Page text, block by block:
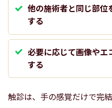
他の施術者と同じ部位
する
必要に応じて画像やエ
する
触診は、手の感覚だけで完